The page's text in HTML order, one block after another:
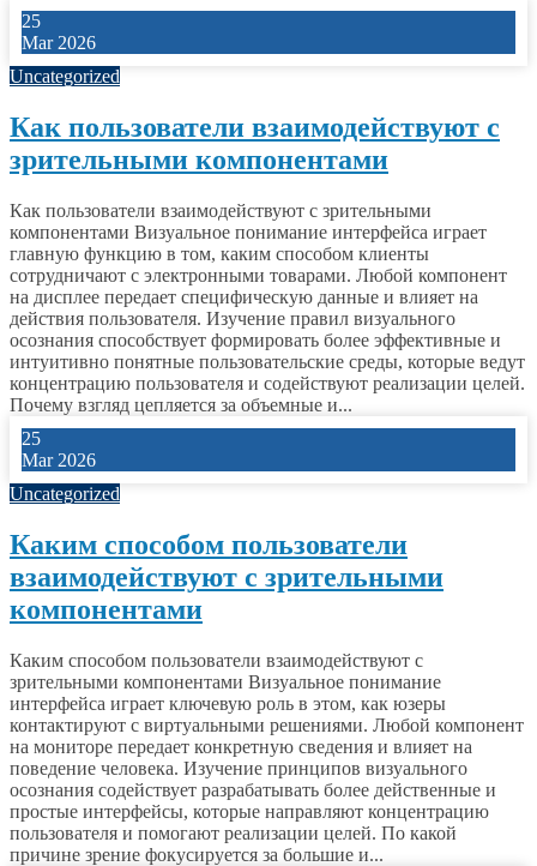
25
Mar 2026
Uncategorized
Как пользователи взаимодействуют с
зрительными компонентами
Как пользователи взаимодействуют с зрительными
компонентами Визуальное понимание интерфейса играет
главную функцию в том, каким способом клиенты
сотрудничают с электронными товарами. Любой компонент
на дисплее передает специфическую данные и влияет на
действия пользователя. Изучение правил визуального
осознания способствует формировать более эффективные и
интуитивно понятные пользовательские среды, которые ведут
концентрацию пользователя и содействуют реализации целей.
Почему взгляд цепляется за объемные и...
25
Mar 2026
Uncategorized
Каким способом пользователи
взаимодействуют с зрительными
компонентами
Каким способом пользователи взаимодействуют с
зрительными компонентами Визуальное понимание
интерфейса играет ключевую роль в этом, как юзеры
контактируют с виртуальными решениями. Любой компонент
на мониторе передает конкретную сведения и влияет на
поведение человека. Изучение принципов визуального
осознания содействует разрабатывать более действенные и
простые интерфейсы, которые направляют концентрацию
пользователя и помогают реализации целей. По какой
причине зрение фокусируется за большие и...